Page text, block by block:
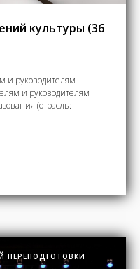
культуры (36
и руководителям
и руководителям
(отрасль:
ПЕРЕПОДГОТОВКИ